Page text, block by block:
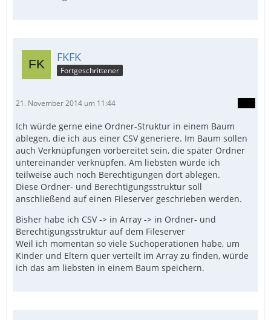
FKFK
Fortgeschrittener
21. November 2014 um 11:44
Ich würde gerne eine Ordner-Struktur in einem Baum
ablegen, die ich aus einer CSV generiere. Im Baum sollen
auch Verknüpfungen vorbereitet sein, die später Ordner
untereinander verknüpfen. Am liebsten würde ich
teilweise auch noch Berechtigungen dort ablegen.
Diese Ordner- und Berechtigungsstruktur soll
anschließend auf einen Fileserver geschrieben werden.
Bisher habe ich CSV -> in Array -> in Ordner- und
Berechtigungsstruktur auf dem Fileserver
Weil ich momentan so viele Suchoperationen habe, um
Kinder und Eltern quer verteilt im Array zu finden, würde
ich das am liebsten in einem Baum speichern.